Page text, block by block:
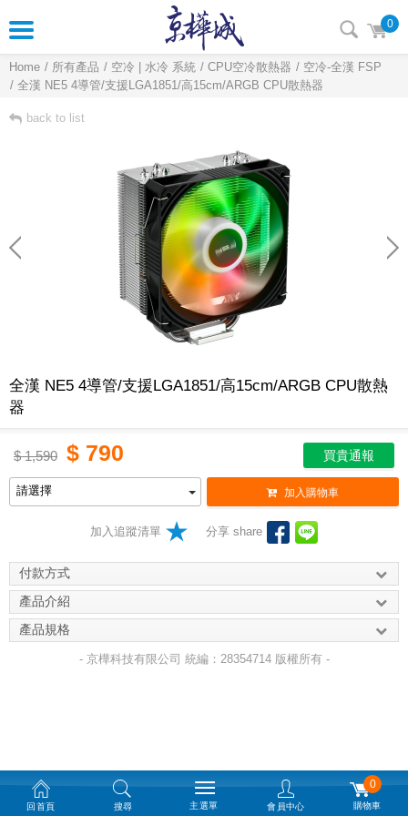
0
Home 所有產品 空冷 | 水冷 系統 CPU空冷散熱器
空冷-全漢 FSP
全漢 NE5 4導管/支援LGA1851/高15cm/ARGB CPU散熱器
back to list
全漢 NE5 4導管/支援LGA1851/高15cm/ARGB CPU散熱
器
$1,590 $ 790 買貴通報
加入購物車
加入追蹤清單 分享 share
付款方式
產品介紹
產品規格
- 京樺科技有限公司 統編：28354714 版權所有 -
回首頁 搜尋 主選單 會員中心
0
購物車